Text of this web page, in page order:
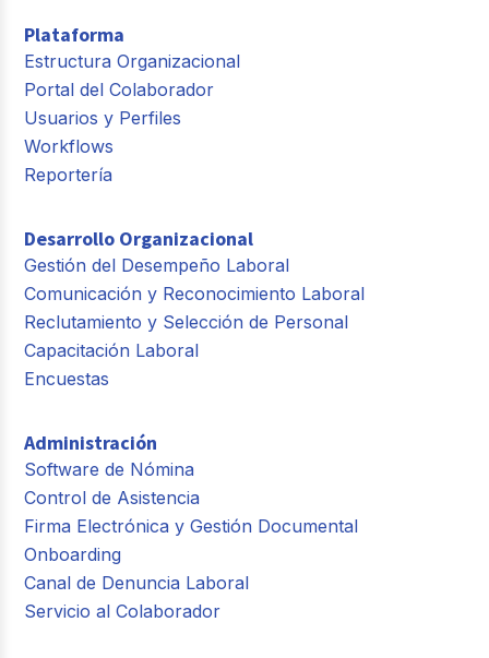
Plataforma
Estructura Organizacional
Portal del Colaborador
Usuarios y Perfiles
Workflows
Reportería
Desarrollo Organizacional
Gestión del Desempeño Laboral
Comunicación y Reconocimiento Laboral
Reclutamiento y Selección de Personal
Capacitación Laboral
Encuestas
Administración
Software de Nómina
Control de Asistencia
Firma Electrónica y Gestión Documental
Onboarding
Canal de Denuncia Laboral
Servicio al Colaborador